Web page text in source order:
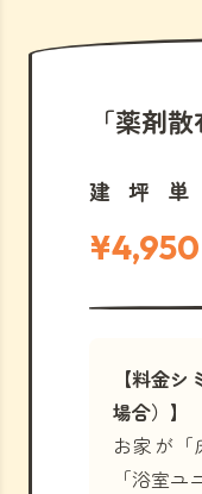
「薬剤
建坪
¥4,950
【料金
場合）】
お家が
「浴室